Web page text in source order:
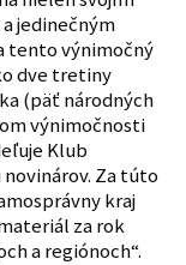
jedinečným
tento výnimočný
dve tretiny
(päť národných
výnimočnosti
Klub
Za túto
kraj
za rok
a regiónoch“.